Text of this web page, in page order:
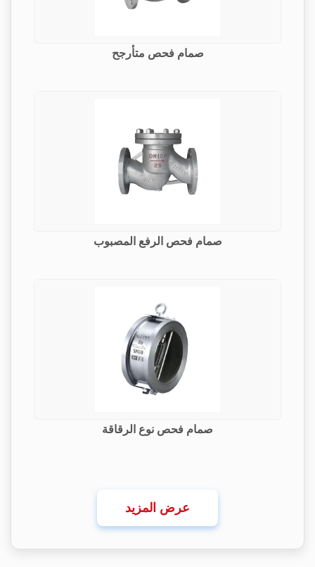
صمام فحص متأرجح
صمام فحص الرفع المصبوب
صمام فحص نوع الرقاقة
عرض المزيد